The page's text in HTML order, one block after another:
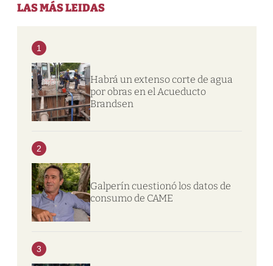
LAS MÁS LEIDAS
1
Habrá un extenso corte de agua
por obras en el Acueducto
Brandsen
2
Galperín cuestionó los datos de
consumo de CAME
3